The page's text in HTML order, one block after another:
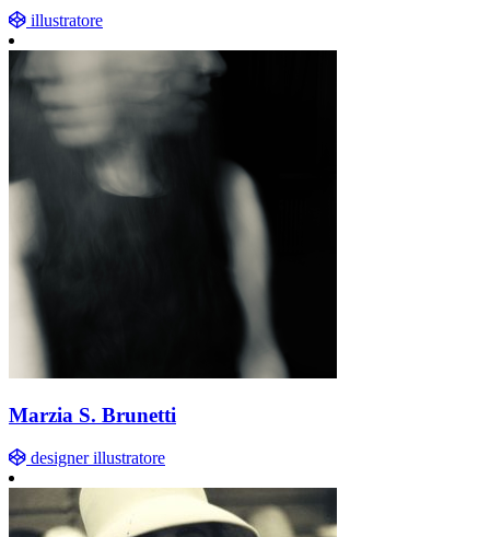
illustratore
Marzia S. Brunetti
designer illustratore